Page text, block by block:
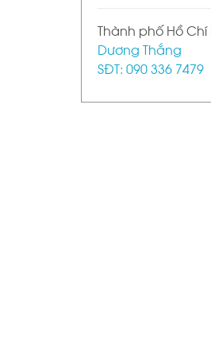
Thành phố Hồ Chí
Dương Thắng
SĐT: 090 336 7479